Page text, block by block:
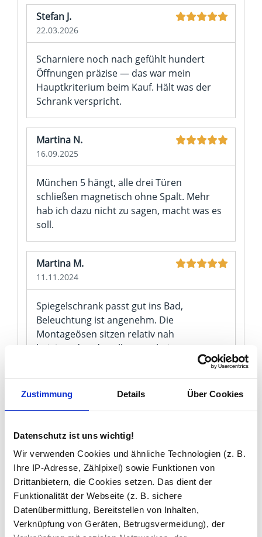
Zustimmung Details Über Cookies
Datenschutz ist uns wichtig!
Wir verwenden Cookies und ähnliche Technologien (z. B.
Ihre IP-Adresse, Zählpixel) sowie Funktionen von
Drittanbietern, die Cookies setzen. Das dient der
Funktionalität der Webseite (z. B. sichere
Datenübermittlung, Bereitstellen von Inhalten,
Verknüpfung von Geräten, Betrugsvermeidung), der
Stefan J.
22.03.2026
Scharniere noch nach gefühlt hundert
Öffnungen präzise — das war mein
Hauptkriterium beim Kauf. Hält was der
Schrank verspricht.
Martina N.
16.09.2025
München 5 hängt, alle drei Türen
schließen magnetisch ohne Spalt. Mehr
hab ich dazu nicht zu sagen, macht was es
soll.
Martina M.
11.11.2024
Spiegelschrank passt gut ins Bad,
Beleuchtung ist angenehm. Die
Montageösen sitzen relativ nah
beieinander, da sollte man beim
Ausrichten zu zweit sein oder zumindest
eine Wasserwaage griffbereit haben.
Sobald er hängt, sitzt er aber fest.
23.03.2024
München 5 hat innen drei Einlegeböden
mit je 5 mm Glasstärke, das fühlt sich
deutlich stabiler an als die 3-mm-Einlagen,
die ich vom alten Schrank kannte.